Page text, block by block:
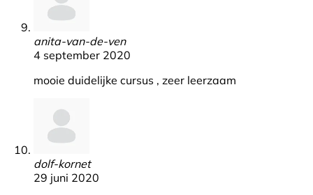
anita-van-de-ven
4 september 2020
mooie duidelijke cursus , zeer leerzaam
dolf-kornet
29 juni 2020